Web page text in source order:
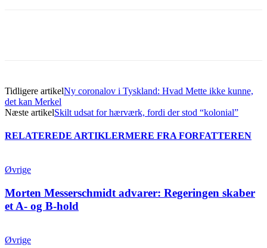
Tidligere artikelNy coronalov i Tyskland: Hvad Mette ikke kunne,
det kan Merkel
Næste artikelSkilt udsat for hærværk, fordi der stod “kolonial”
RELATEREDE ARTIKLERMERE FRA FORFATTEREN
Øvrige
Morten Messerschmidt advarer: Regeringen skaber
et A- og B-hold
Øvrige